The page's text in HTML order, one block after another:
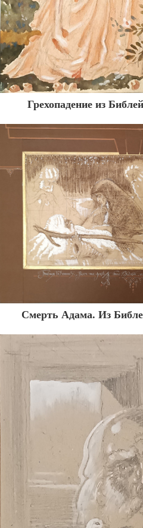
Грехопадение из
Смерть Адама. Из